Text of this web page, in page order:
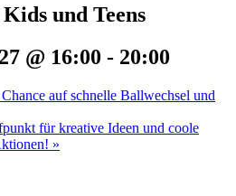
und Teens
@ 16:00 - 20:00
auf schnelle Ballwechsel und
für kreative Ideen und coole
»